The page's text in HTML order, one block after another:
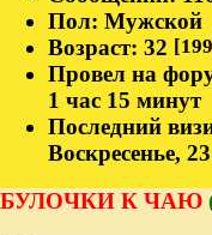
Пол: Мужской
Возраст: 32
Провел на
1 час 15 минут
Последний
Воскресенье,
БУЛОЧКИ К ЧАЮ